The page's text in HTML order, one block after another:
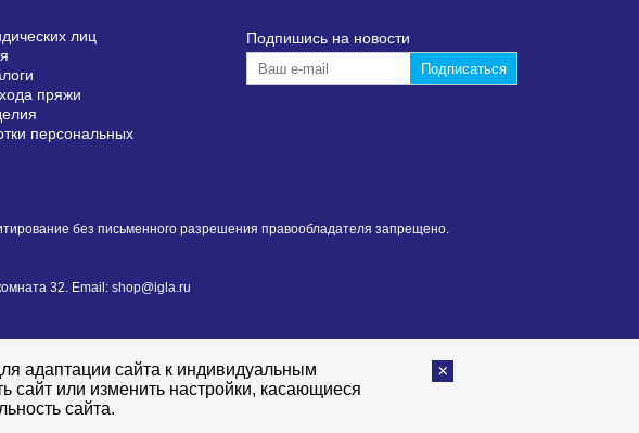
лиц
пряжи
персональных
Подпишиcь на новости
без письменного разрешения правообладателя запрещено.
32. Email: shop@igla.ru
адаптации сайта к индивидуальным
сайт или изменить настройки, касающиеся
сайта.